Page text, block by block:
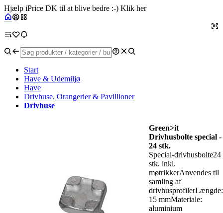
Hjælp iPrice DK til at blive bedre :-) Klik her
Start
Have & Udemiljø
Have
Drivhuse, Orangerier & Pavillioner
Drivhuse
Green>it
Drivhusbolte special -
24 stk.
Special-drivhusbolte24
stk. inkl.
møtrikkerAnvendes til
samling af
drivhusprofilerLængde:
15 mmMateriale:
aluminium